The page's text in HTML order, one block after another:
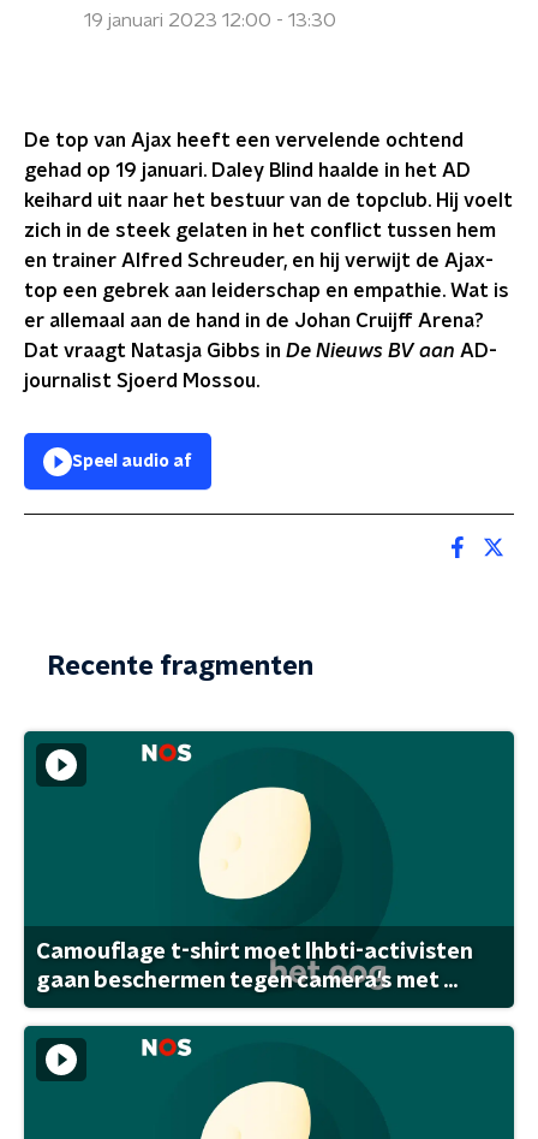
19 januari 2023 12:00 - 13:30
De top van Ajax heeft een vervelende ochtend
gehad op 19 januari. Daley Blind haalde in het AD
keihard uit naar het bestuur van de topclub. Hij voelt
zich in de steek gelaten in het conflict tussen hem
en trainer Alfred Schreuder, en hij verwijt de Ajax-
top een gebrek aan leiderschap en empathie. Wat is
er allemaal aan de hand in de Johan Cruijff Arena?
Dat vraagt Natasja Gibbs in De Nieuws BV aan AD-
journalist Sjoerd Mossou.
Speel audio af
Recente fragmenten
Camouflage t-shirt moet lhbti-activisten
gaan beschermen tegen camera's met ...